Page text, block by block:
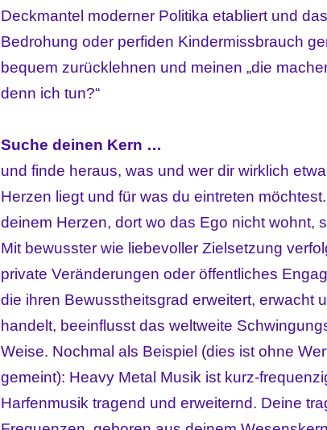
Deckmantel moderner Politika etabliert und
Bedrohung oder perfiden Kindermissbrauch
bequem zurücklehnen und meinen „die
denn ich tun?“
Suche deinen Kern …
und finde heraus, was und wer dir wirklich
Herzen liegt und für was du eintreten
deinem Herzen, dort wo das Ego nicht wohnt,
Mit bewusster wie liebevoller Zielsetzung
private Veränderungen oder öffentliches
die ihren Bewusstheitsgrad erweitert, erwacht
handelt, beeinflusst das weltweite
Weise. Nochmal als Beispiel (dies ist ohne
gemeint): Heavy Metal Musik ist kurz-
Harfenmusik tragend und erweiternd. Deine